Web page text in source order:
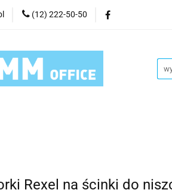
(12) 222-50-50
Kategorie Artykuły biurowe
Urządzenia i eksploatacja
Rexel na ścinki do